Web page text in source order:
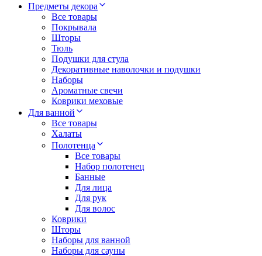
Предметы декора
Все товары
Покрывала
Шторы
Тюль
Подушки для стула
Декоративные наволочки и подушки
Наборы
Ароматные свечи
Коврики меховые
Для ванной
Все товары
Халаты
Полотенца
Все товары
Набор полотенец
Банные
Для лица
Для рук
Для волос
Коврики
Шторы
Наборы для ванной
Наборы для сауны